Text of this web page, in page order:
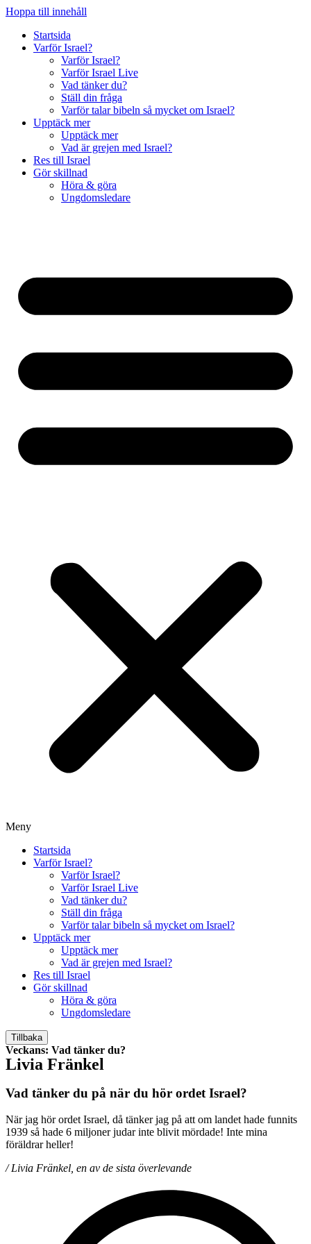
Hoppa till innehåll
Startsida
Varför Israel?
Varför Israel?
Varför Israel Live
Vad tänker du?
Ställ din fråga
Varför talar bibeln så mycket om Israel?
Upptäck mer
Upptäck mer
Vad är grejen med Israel?
Res till Israel
Gör skillnad
Höra & göra
Ungdomsledare
Meny
Startsida
Varför Israel?
Varför Israel?
Varför Israel Live
Vad tänker du?
Ställ din fråga
Varför talar bibeln så mycket om Israel?
Upptäck mer
Upptäck mer
Vad är grejen med Israel?
Res till Israel
Gör skillnad
Höra & göra
Ungdomsledare
Tillbaka
Veckans: Vad tänker du?
Livia Fränkel
Vad tänker du på när du hör ordet Israel?
När jag hör ordet Israel, då tänker jag på att om landet hade funnits
1939 så hade 6 miljoner judar inte blivit mördade! Inte mina
föräldrar heller!
/ Livia Fränkel, en av de sista överlevande